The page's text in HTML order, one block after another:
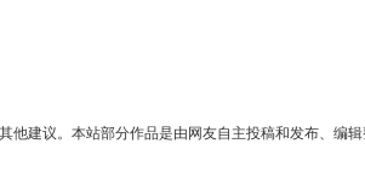
他建议。本站部分作品是由网友自主投稿和发布、编